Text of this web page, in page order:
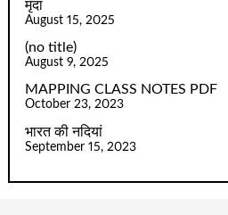
मृदा
August 15, 2025
(no title)
August 9, 2025
MAPPING CLASS NOTES PDF
October 23, 2023
भारत की नदियां
September 15, 2023